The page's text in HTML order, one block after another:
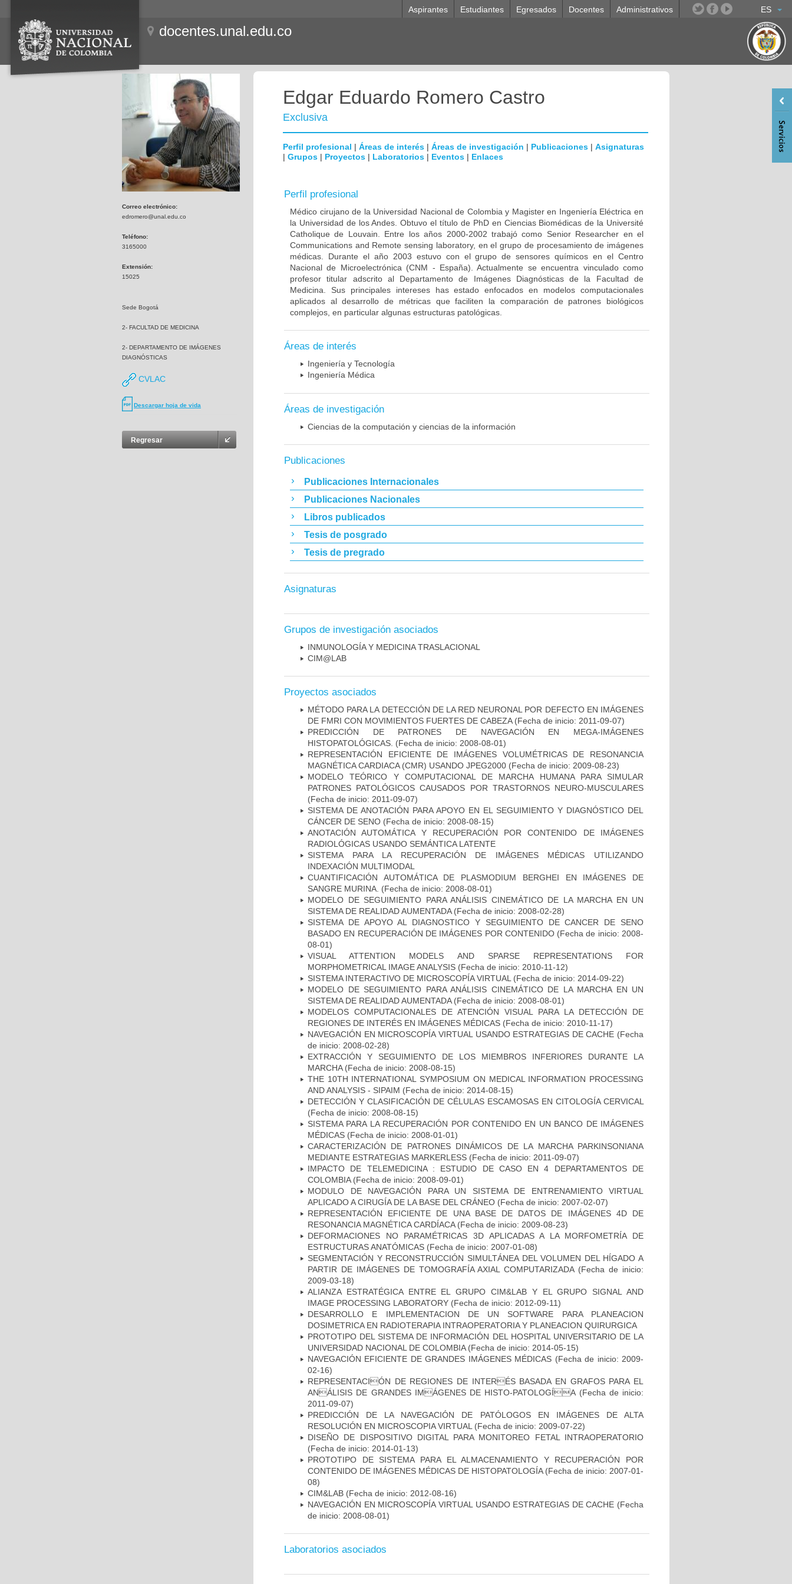
ES
Aspirantes Estudiantes Egresados Docentes Administrativos
docentes.unal.edu.co
Correo electrónico:
edromero@unal.edu.co
Teléfono:
3165000
Extensión:
15025
Sede Bogotá
2- FACULTAD DE MEDICINA
2- DEPARTAMENTO DE IMÁGENES
DIAGNÓSTICAS
CVLAC
Descargar hoja de vida
Regresar
Edgar Eduardo Romero Castro
Exclusiva
Perfil profesional | Áreas de interés | Áreas de investigación | Publicaciones | Asignaturas
| Grupos | Proyectos | Laboratorios | Eventos | Enlaces
Perfil profesional
Médico cirujano de la Universidad Nacional de Colombia y Magister en Ingeniería Eléctrica en
la Universidad de los Andes. Obtuvo el título de PhD en Ciencias Biomédicas de la Université
Catholique de Louvain. Entre los años 2000-2002 trabajó como Senior Researcher en el
Communications and Remote sensing laboratory, en el grupo de procesamiento de imágenes
médicas. Durante el año 2003 estuvo con el grupo de sensores químicos en el Centro
Nacional de Microelectrónica (CNM - España). Actualmente se encuentra vinculado como
profesor titular adscrito al Departamento de Imágenes Diagnósticas de la Facultad de
Medicina. Sus principales intereses has estado enfocados en modelos computacionales
aplicados al desarrollo de métricas que faciliten la comparación de patrones biológicos
complejos, en particular algunas estructuras patológicas.
Áreas de interés
Ingeniería y Tecnología
Ingeniería Médica
Áreas de investigación
Ciencias de la computación y ciencias de la información
Publicaciones
Publicaciones Internacionales
Publicaciones Nacionales
Libros publicados
Tesis de posgrado
Tesis de pregrado
Asignaturas
Grupos de investigación asociados
INMUNOLOGÍA Y MEDICINA TRASLACIONAL
CIM@LAB
Proyectos asociados
MÉTODO PARA LA DETECCIÓN DE LA RED NEURONAL POR DEFECTO EN IMÁGENES
DE FMRI CON MOVIMIENTOS FUERTES DE CABEZA(Fecha de inicio: 2011-09-07)
PREDICCIÓN DE PATRONES DE NAVEGACIÓN EN MEGA-IMÁGENES
HISTOPATOLÓGICAS. (Fecha de inicio: 2008-08-01)
REPRESENTACIÓN EFICIENTE DE IMÁGENES VOLUMÉTRICAS DE RESONANCIA
MAGNÉTICA CARDIACA (CMR) USANDO JPEG2000 (Fecha de inicio: 2009-08-23)
MODELO TEÓRICO Y COMPUTACIONAL DE MARCHA HUMANA PARA SIMULAR
PATRONES PATOLÓGICOS CAUSADOS POR TRASTORNOS NEURO-MUSCULARES
(Fecha de inicio: 2011-09-07)
SISTEMA DE ANOTACIÓN PARA APOYO EN EL SEGUIMIENTO Y DIAGNÓSTICO DEL
CÁNCER DE SENO (Fecha de inicio: 2008-08-15)
ANOTACIÓN AUTOMÁTICA Y RECUPERACIÓN POR CONTENIDO DE IMÁGENES
RADIOLÓGICAS USANDO SEMÁNTICA LATENTE
SISTEMA PARA LA RECUPERACIÓN DE IMÁGENES MÉDICAS UTILIZANDO
INDEXACIÓN MULTIMODAL
CUANTIFICACIÓN AUTOMÁTICA DE PLASMODIUM BERGHEI EN IMÁGENES DE
SANGRE MURINA. (Fecha de inicio: 2008-08-01)
MODELO DE SEGUIMIENTO PARA ANÁLISIS CINEMÁTICO DE LA MARCHA EN UN
SISTEMA DE REALIDAD AUMENTADA (Fecha de inicio: 2008-02-28)
SISTEMA DE APOYO AL DIAGNOSTICO Y SEGUIMIENTO DE CANCER DE SENO
BASADO EN RECUPERACIÓN DE IMÁGENES POR CONTENIDO(Fecha de inicio: 2008-
08-01)
VISUAL ATTENTION MODELS AND SPARSE REPRESENTATIONS FOR
MORPHOMETRICAL IMAGE ANALYSIS (Fecha de inicio: 2010-11-12)
SISTEMA INTERACTIVO DE MICROSCOPÍA VIRTUAL (Fecha de inicio: 2014-09-22)
MODELO DE SEGUIMIENTO PARA ANÁLISIS CINEMÁTICO DE LA MARCHA EN UN
SISTEMA DE REALIDAD AUMENTADA(Fecha de inicio: 2008-08-01)
MODELOS COMPUTACIONALES DE ATENCIÓN VISUAL PARA LA DETECCIÓN DE
REGIONES DE INTERÉS EN IMÁGENES MÉDICAS (Fecha de inicio: 2010-11-17)
NAVEGACIÓN EN MICROSCOPÍA VIRTUAL USANDO ESTRATEGIAS DE CACHE (Fecha
de inicio: 2008-02-28)
EXTRACCIÓN Y SEGUIMIENTO DE LOS MIEMBROS INFERIORES DURANTE LA
MARCHA(Fecha de inicio: 2008-08-15)
THE 10TH INTERNATIONAL SYMPOSIUM ON MEDICAL INFORMATION PROCESSING
AND ANALYSIS - SIPAIM (Fecha de inicio: 2014-08-15)
DETECCIÓN Y CLASIFICACIÓN DE CÉLULAS ESCAMOSAS EN CITOLOGÍA CERVICAL
(Fecha de inicio: 2008-08-15)
SISTEMA PARA LA RECUPERACIÓN POR CONTENIDO EN UN BANCO DE IMÁGENES
MÉDICAS (Fecha de inicio: 2008-01-01)
CARACTERIZACIÓN DE PATRONES DINÁMICOS DE LA MARCHA PARKINSONIANA
MEDIANTE ESTRATEGIAS MARKERLESS (Fecha de inicio: 2011-09-07)
IMPACTO DE TELEMEDICINA : ESTUDIO DE CASO EN 4 DEPARTAMENTOS DE
COLOMBIA(Fecha de inicio: 2008-09-01)
MODULO DE NAVEGACIÓN PARA UN SISTEMA DE ENTRENAMIENTO VIRTUAL
APLICADO A CIRUGÍA DE LA BASE DEL CRÁNEO (Fecha de inicio: 2007-02-07)
REPRESENTACIÓN EFICIENTE DE UNA BASE DE DATOS DE IMÁGENES 4D DE
RESONANCIA MAGNÉTICA CARDÍACA(Fecha de inicio: 2009-08-23)
DEFORMACIONES NO PARAMÉTRICAS 3D APLICADAS A LA MORFOMETRÍA DE
ESTRUCTURAS ANATÓMICAS (Fecha de inicio: 2007-01-08)
SEGMENTACIÓN Y RECONSTRUCCIÓN SIMULTÁNEA DEL VOLUMEN DEL HÍGADO A
PARTIR DE IMÁGENES DE TOMOGRAFÍA AXIAL COMPUTARIZADA(Fecha de inicio:
2009-03-18)
ALIANZA ESTRATÉGICA ENTRE EL GRUPO CIM&LAB Y EL GRUPO SIGNAL AND
IMAGE PROCESSING LABORATORY (Fecha de inicio: 2012-09-11)
DESARROLLO E IMPLEMENTACION DE UN SOFTWARE PARA PLANEACION
DOSIMETRICA EN RADIOTERAPIA INTRAOPERATORIA Y PLANEACION QUIRURGICA
PROTOTIPO DEL SISTEMA DE INFORMACIÓN DEL HOSPITAL UNIVERSITARIO DE LA
UNIVERSIDAD NACIONAL DE COLOMBIA (Fecha de inicio: 2014-05-15)
NAVEGACIÓN EFICIENTE DE GRANDES IMÁGENES MÉDICAS (Fecha de inicio: 2009-
02-16)
REPRESENTACIÓN DE REGIONES DE INTERÉS BASADA EN GRAFOS PARA EL
ANÁLISIS DE GRANDES IMÁGENES DE HISTO-PATOLOGÍA(Fecha de inicio:
2011-09-07)
PREDICCIÓN DE LA NAVEGACIÓN DE PATÓLOGOS EN IMÁGENES DE ALTA
RESOLUCIÓN EN MICROSCOPIA VIRTUAL (Fecha de inicio: 2009-07-22)
DISEÑO DE DISPOSITIVO DIGITAL PARA MONITOREO FETAL INTRAOPERATORIO
(Fecha de inicio: 2014-01-13)
PROTOTIPO DE SISTEMA PARA EL ALMACENAMIENTO Y RECUPERACIÓN POR
CONTENIDO DE IMÁGENES MÉDICAS DE HISTOPATOLOGÍA(Fecha de inicio: 2007-01-
08)
CIM&LAB (Fecha de inicio: 2012-08-16)
NAVEGACIÓN EN MICROSCOPÍA VIRTUAL USANDO ESTRATEGIAS DE CACHE (Fecha
de inicio: 2008-08-01)
Laboratorios asociados